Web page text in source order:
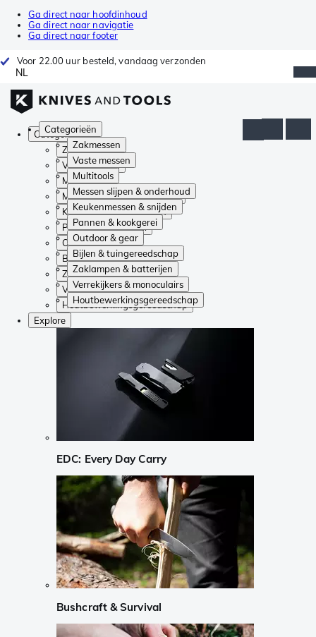
Ga direct naar hoofdinhoud
Ga direct naar navigatie
Ga direct naar footer
Voor 22.00 uur besteld, vandaag verzonden
NL
Categorieën
Zakmessen
Vaste messen
Multitools
Messen slijpen & onderhoud
Keukenmessen & snijden
Pannen & kookgerei
Outdoor & gear
Bijlen & tuingereedschap
Zaklampen & batterijen
Verrekijkers & monoculairs
Houtbewerkingsgereedschap
Categorieën
Zakmessen
Vaste messen
Multitools
Messen slijpen & onderhoud
Keukenmessen & snijden
Pannen & kookgerei
Outdoor & gear
Bijlen & tuingereedschap
Zaklampen & batterijen
Verrekijkers & monoculairs
Houtbewerkingsgereedschap
Explore
EDC: Every Day Carry
Bushcraft & Survival